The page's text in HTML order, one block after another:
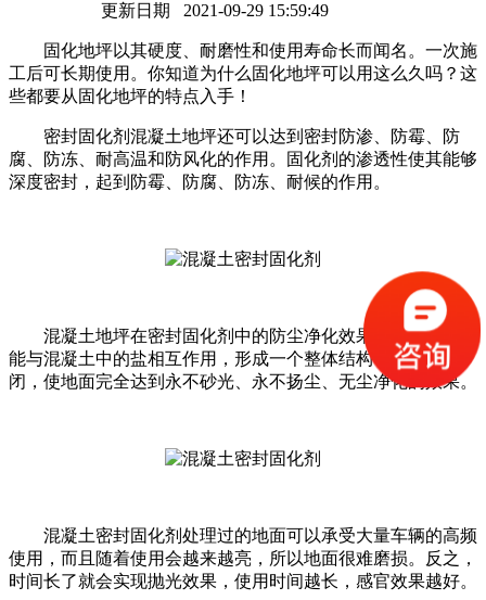
更新日期 2021-09-29 15:59:49
固化地坪以其硬度、耐磨性和使用寿命长而闻名。一次施
工后可长期使用。你知道为什么固化地坪可以用这么久吗？这
些都要从固化地坪的特点入手！
密封固化剂混凝土地坪还可以达到密封防渗、防霉、防
腐、防冻、耐高温和防风化的作用。固化剂的渗透性使其能够
深度密封，起到防霉、防腐、防冻、耐候的作用。
混凝土地坪在密封固化剂中的防尘净化效果也很出色。它
能与混凝土中的盐相互作用，形成一个整体结构，并永久封
闭，使地面完全达到永不砂光、永不扬尘、无尘净化的效果。
混凝土密封固化剂处理过的地面可以承受大量车辆的高频
使用，而且随着使用会越来越亮，所以地面很难磨损。反之，
时间长了就会实现抛光效果，使用时间越长，感官效果越好。